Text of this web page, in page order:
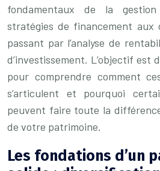
fondamentaux de la
stratégies de financement aux
passant par l’analyse de
d’investissement. L’objectif est
pour comprendre comment
s’articulent et pourquoi
peuvent faire toute la
de votre patrimoine.
Les fondations d’un